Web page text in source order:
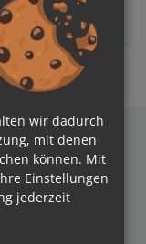
wir dadurch
mit denen
können. Mit
Einstellungen
jederzeit